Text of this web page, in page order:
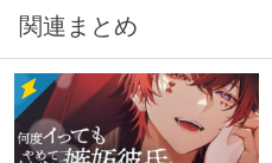
関連まとめ